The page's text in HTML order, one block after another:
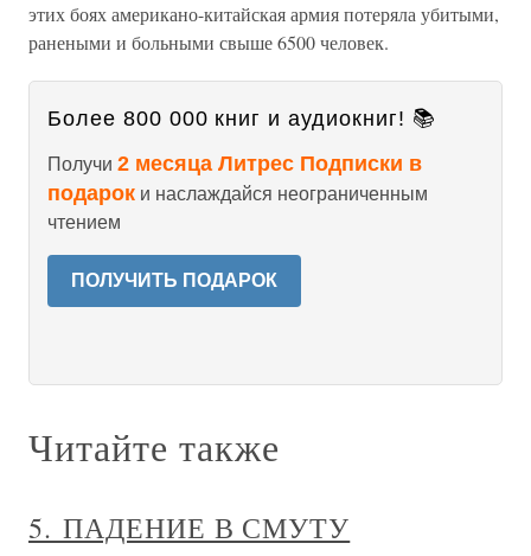
этих боях американо-китайская армия потеряла убитыми,
ранеными и больными свыше 6500 человек.
Более 800 000 книг и аудиокниг! 📚
Получи 2 месяца Литрес Подписки в
подарок и наслаждайся неограниченным
чтением
ПОЛУЧИТЬ ПОДАРОК
Читайте также
5. ПАДЕНИЕ В СМУТУ